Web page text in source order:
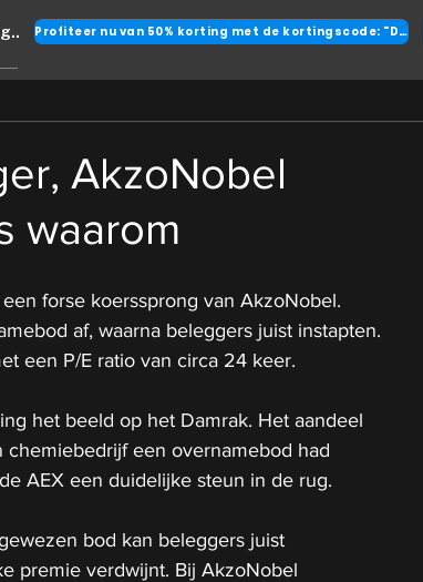
Profiteer nu van 50% korting met de kortingscode: "DANK"
AkzoNobel
waarom
forse koerssprong van AkzoNobel.
af, waarna beleggers juist instapten.
een P/E ratio van circa 24 keer.
het beeld op het Damrak. Het aandeel
een overnamebod had
AEX een duidelijke steun in de rug.
bod kan beleggers juist
premie verdwijnt. Bij AkzoNobel